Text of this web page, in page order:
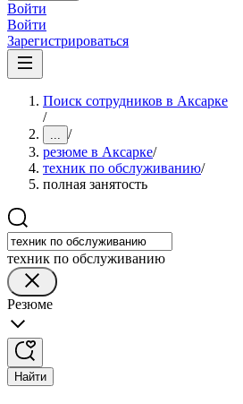
Войти
Войти
Зарегистрироваться
Поиск сотрудников в Аксарке
/
... /
резюме в Аксарке/
техник по обслуживанию/
полная занятость
техник по обслуживанию
Резюме
Найти